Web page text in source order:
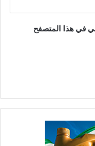
في هذا المتصفح